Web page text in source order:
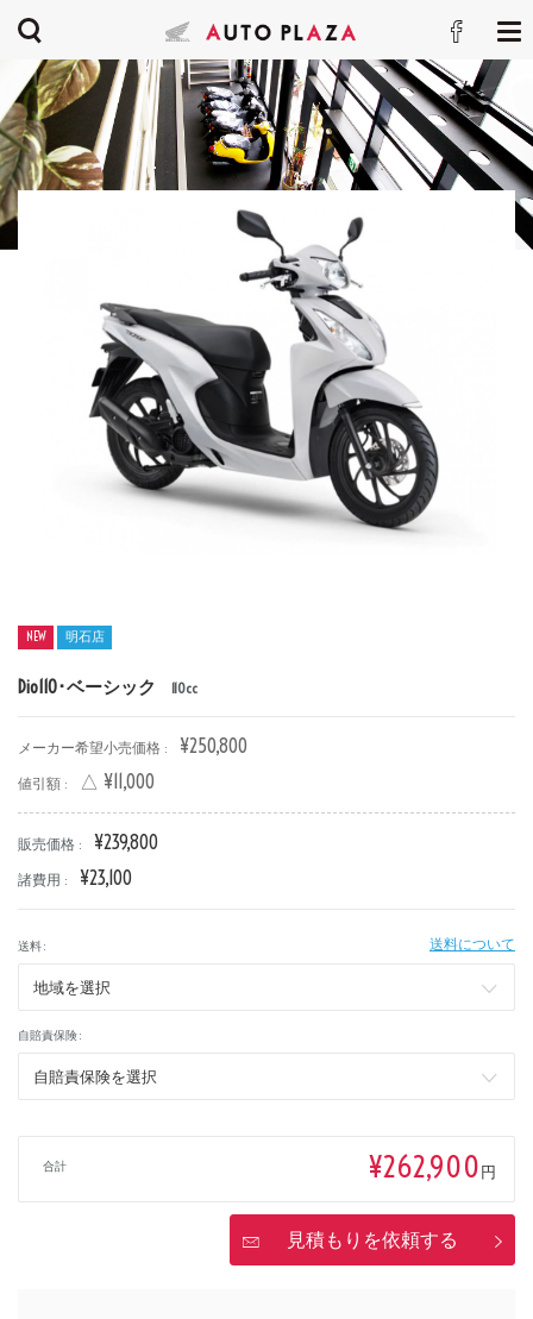
NEW 明石店
Dio110･ベーシック 110cc
メーカー希望小売価格 : ¥250,800
値引額 : △ ¥11,000
販売価格 : ¥239,800
諸費用 : ¥23,100
送料 : 送料について
自賠責保険 :
合計 ¥262,900円
見積もりを依頼する
新車
明石店
タイプ
メーカー
排気量
価格